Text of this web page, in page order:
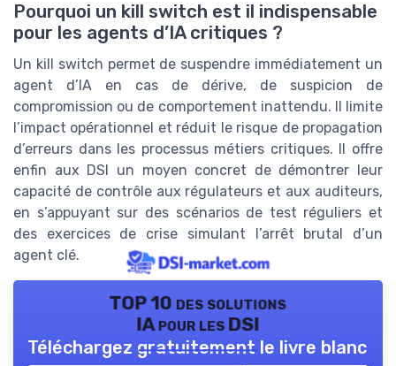
Pourquoi un kill switch est il indispensable
pour les agents d’IA critiques ?
Un kill switch permet de suspendre immédiatement un
agent d’IA en cas de dérive, de suspicion de
compromission ou de comportement inattendu. Il limite
l’impact opérationnel et réduit le risque de propagation
d’erreurs dans les processus métiers critiques. Il offre
enfin aux DSI un moyen concret de démontrer leur
capacité de contrôle aux régulateurs et aux auditeurs,
en s’appuyant sur des scénarios de test réguliers et
des exercices de crise simulant l’arrêt brutal d’un
agent clé.
TOP 10 des solutions
IA pour les DSI
Téléchargez gratuitement le livre blanc